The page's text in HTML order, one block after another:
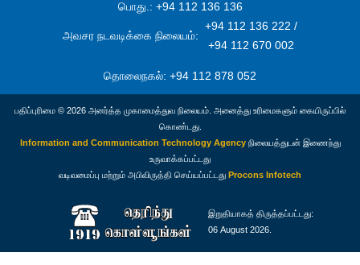
பொது.: +94 112 136 136
அவசர நடவடிக்கை நிலையம்:
+94 112 136 222 /
+94 112 670 002
தொலைநகல்: +94 112 878 052
பதிப்புரிமை © 2026 அனர்த்த முகாமைத்துவ நிலையம். அனைத்து உரிமைகளும் கையிருப்பில்
கொண்டது.
Information and Communication Technology Agencyநிலையத்துடன் இணைந்து
உருவாக்கப்பட்டது
வடிவமைப்பு மற்றும் அபிவிருத்தி செய்யப்பட்டது Procons Infotech
இறுதியாகத் திருத்தப்பட்டது:
06 August 2026.